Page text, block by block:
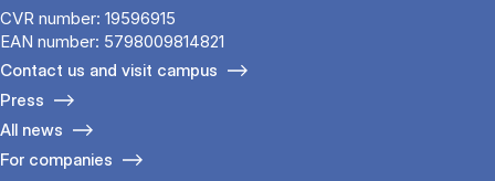
CVR number: 19596915
EAN number: 5798009814821
Contact us and visit campus
Press
All news
For companies